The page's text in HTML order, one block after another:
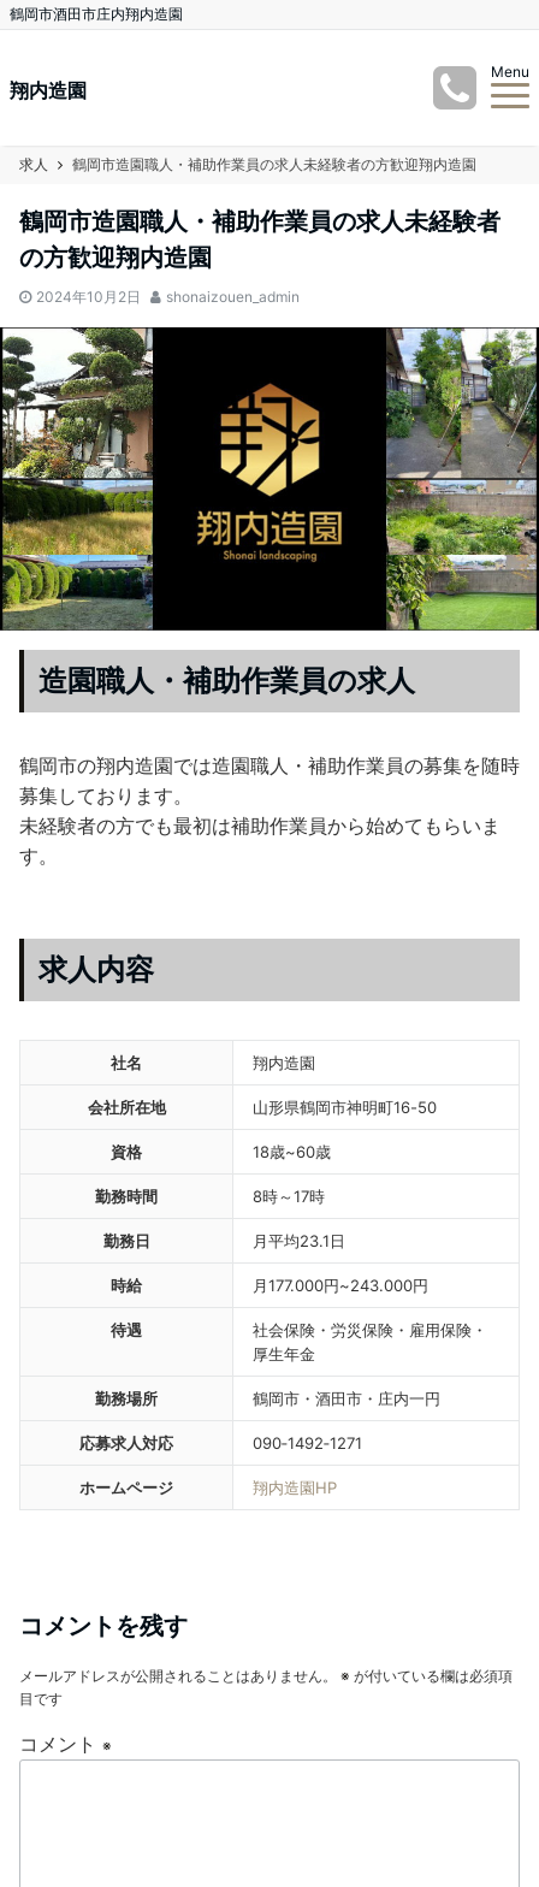
鶴岡市酒田市庄内翔内造園
翔内造園
Menu
求人 鶴岡市造園職人・補助作業員の求人未経験者の方歓迎翔内造園
鶴岡市造園職人・補助作業員の求人未経験者
の方歓迎翔内造園
2024年10月2日 shonaizouen_admin
造園職人・補助作業員の求人
鶴岡市の翔内造園では造園職人・補助作業員の募集を随時
募集しております。
未経験者の方でも最初は補助作業員から始めてもらいま
す。
求人内容
社名 翔内造園
会社所在地 山形県鶴岡市神明町16-50
資格 18歳~60歳
勤務時間 8時～17時
勤務日 月平均23.1日
時給 月177.000円~243.000円
待遇
社会保険・労災保険・雇用保険・
厚生年金
勤務場所 鶴岡市・酒田市・庄内一円
応募求人対応 090‐1492‐1271
ホームページ 翔内造園HP
コメントを残す
メールアドレスが公開されることはありません。 ※ が付いている欄は必須項
目です
コメント ※